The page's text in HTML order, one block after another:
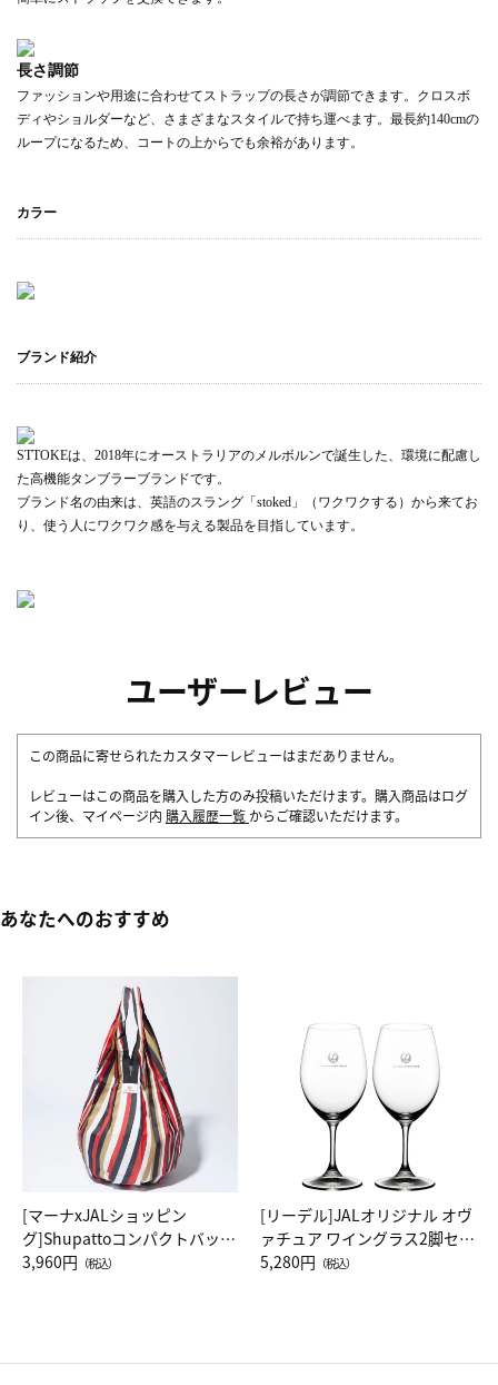
長さ調節
ファッションや用途に合わせてストラップの長さが調節できます。クロスボ
ディやショルダーなど、さまざまなスタイルで持ち運べます。最長約140cmの
ループになるため、コートの上からでも余裕があります。
カラー
ブランド紹介
STTOKEは、2018年にオーストラリアのメルボルンで誕生した、環境に配慮し
た高機能タンブラーブランドです。
ブランド名の由来は、英語のスラング「stoked」（ワクワクする）から来てお
り、使う人にワクワク感を与える製品を目指しています。
ユーザーレビュー
この商品に寄せられたカスタマーレビューはまだありません。
レビューはこの商品を購入した方のみ投稿いただけます。購入商品はログ
イン後、マイページ内 購入履歴一覧 からご確認いただけます。
あなたへのおすすめ
[マーナxJALショッピン
グ]Shupattoコンパクトバッグ
Drop JAL客室乗務員（LC）ス
3,960円 （税込）
[リーデル]JALオリジナル オヴ
ァチュア ワイングラス2脚セッ
ト（レッドワイン）
5,280円 （税込）